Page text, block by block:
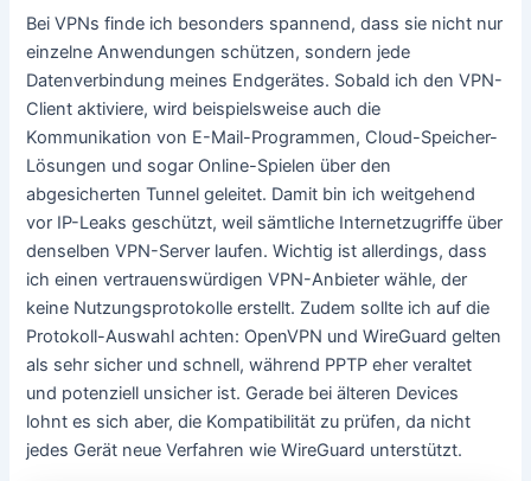
Bei VPNs finde ich besonders spannend, dass sie nicht nur
einzelne Anwendungen schützen, sondern jede
Datenverbindung meines Endgerätes. Sobald ich den VPN-
Client aktiviere, wird beispielsweise auch die
Kommunikation von E-Mail-Programmen, Cloud-Speicher-
Lösungen und sogar Online-Spielen über den
abgesicherten Tunnel geleitet. Damit bin ich weitgehend
vor IP-Leaks geschützt, weil sämtliche Internetzugriffe über
denselben VPN-Server laufen. Wichtig ist allerdings, dass
ich einen vertrauenswürdigen VPN-Anbieter wähle, der
keine Nutzungsprotokolle erstellt. Zudem sollte ich auf die
Protokoll-Auswahl achten: OpenVPN und WireGuard gelten
als sehr sicher und schnell, während PPTP eher veraltet
und potenziell unsicher ist. Gerade bei älteren Devices
lohnt es sich aber, die Kompatibilität zu prüfen, da nicht
jedes Gerät neue Verfahren wie WireGuard unterstützt.